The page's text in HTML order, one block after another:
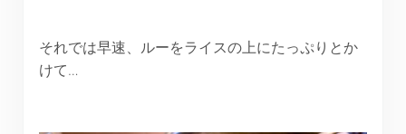
それでは早速、ルーをライスの上にたっぷりとか
けて…